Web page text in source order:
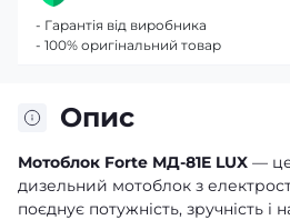
Опис
Мотоблок Forte МД-81E LUX —
дизельний мотоблок з
поєднує потужність, зручність і
- Гарантія від виробника
- 100% оригінальний товар